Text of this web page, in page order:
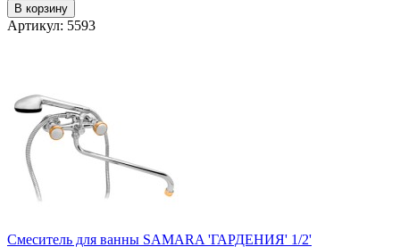
В корзину
Артикул: 5593
Смеситель для ванны SAMARA 'ГАРДЕНИЯ' 1/2'